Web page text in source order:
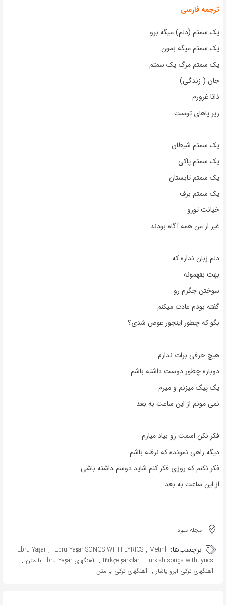
ترجمه فارسی
یک سمتم (دلم) میگه برو
یک سمتم میگه بمون
یک سمتم مرگ یک سمتم
جان ( زندگی)
ذاتا غرورم
زیر پاهای توست
یک سمتم شیطان
یک سمتم پاکی
یک سمتم تابستان
یک سمتم برف
خیانت تورو
غیر از من همه آگاه بودند
دلم زبان نداره که
بهت بفهمونه
سوختن جگرم رو
گفته بودم عادت میکنم
بگو که چطور اینجور عوض شدی؟
هیچ حرفی برات ندارم
دوباره چطور دوست داشته باشم
یک پیک میزنم و میرم
نمی مونم از این ساعت به بعد
فکر نکن اسمت رو بیاد میارم
دیگه راهی نمونده که نرفته باشم
فکر نکنم که روزی فکر کنم شاید دوسم داشته باشی
از این ساعت به بعد
مجله ملود
برچسب‌ها: Ebru Yaşar , Ebru Yaşar SONGS WITH LYRICS , Metinli
türkçe şarkılar, Turkish songs with lyrics
, آهنگهای Ebru Yaşar با متن ,
آهنگهای ترکی ابرو یاشار , آهنگهای ترکی با متن